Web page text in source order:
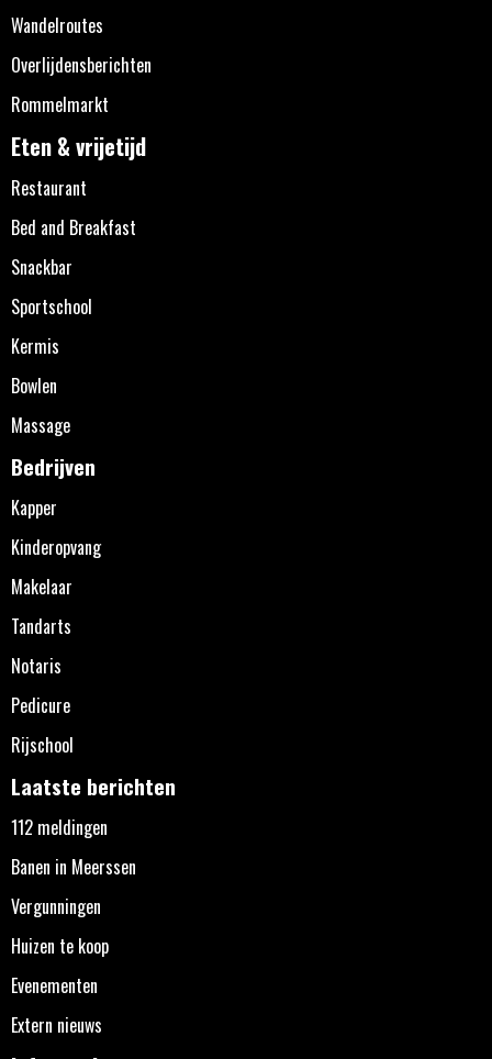
Wandelroutes
Overlijdensberichten
Rommelmarkt
Eten & vrijetijd
Restaurant
Bed and Breakfast
Snackbar
Sportschool
Kermis
Bowlen
Massage
Bedrijven
Kapper
Kinderopvang
Makelaar
Tandarts
Notaris
Pedicure
Rijschool
Laatste berichten
112 meldingen
Banen in Meerssen
Vergunningen
Huizen te koop
Evenementen
Extern nieuws